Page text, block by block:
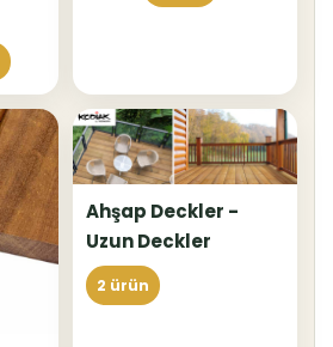
Ahşap Deckler -
Uzun Deckler
2 ürün